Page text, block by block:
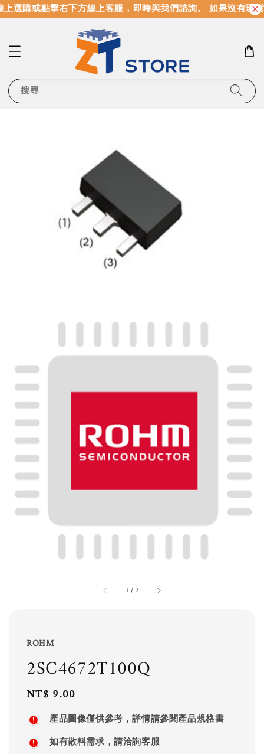
選購或點擊右下方線上客服，即時與我們諮詢。 如果沒有現
搜尋
1 / 2
ROHM
2SC4672T100Q
Regular
price
NT$ 9.00
產品圖像僅供參考，詳情請參閱產品規格書
如有散料需求，請洽詢客服